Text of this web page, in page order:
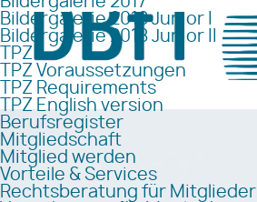
Bildergalerie 2018 Junior I
Bildergalerie 2018 Junior II
TPZ
TPZ Voraussetzungen
TPZ Requirements
TPZ English version
Berufsregister
Mitgliedschaft
Mitglied werden
Vorteile & Services
Rechtsberatung für Mitglieder